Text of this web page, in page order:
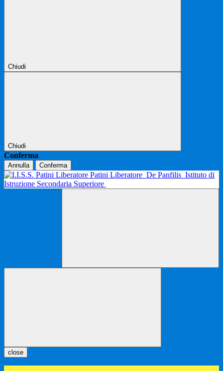
Chiudi
Chiudi
Conferma
Annulla Conferma
Patini Liberatore De Panfilis Istituto di
Istruzione Secondaria Superiore
close